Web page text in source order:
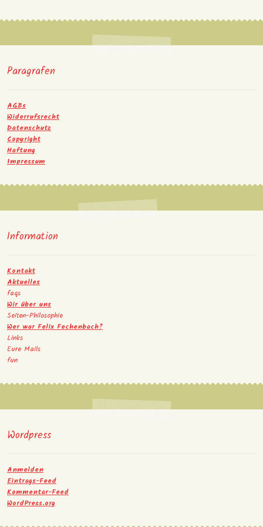
Paragrafen
AGBs
Widerrufsrecht
Datenschutz
Copyright
Haftung
Impressum
Information
Kontakt
Aktuelles
faqs
Wir über uns
Seiten-Philosophie
Wer war Felix Fechenbach?
Links
Eure Mails
fun
Wordpress
Anmelden
Eintrags-Feed
Kommentar-Feed
WordPress.org